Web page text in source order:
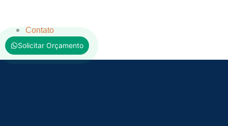
Contato
Solicitar Orçamento